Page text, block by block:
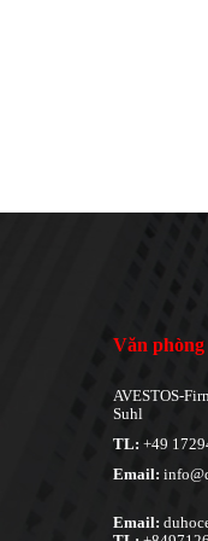
Văn
AVESTOS-
Suhl
TL: +49
Email:
Email: